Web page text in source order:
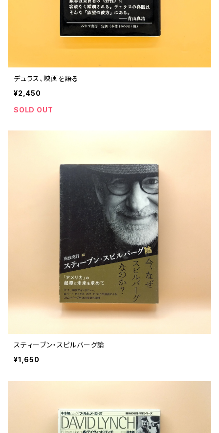
デュラス、映画を語る
¥2,450
SOLD OUT
スティーブン・スピルバーグ論
¥1,650